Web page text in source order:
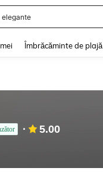
elegante
Îmbrăcăminte de plajă
5.00